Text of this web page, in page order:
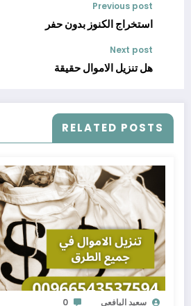
Previous post
استخراج الكنوز بدون حفر
Next post
هل تنزيل الاموال حقيقة
RELATED POSTS
سعيد اليافعي 0